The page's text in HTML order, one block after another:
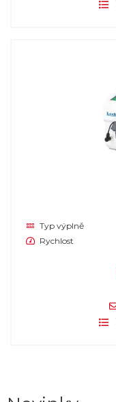
Typ výplně
Rychlost